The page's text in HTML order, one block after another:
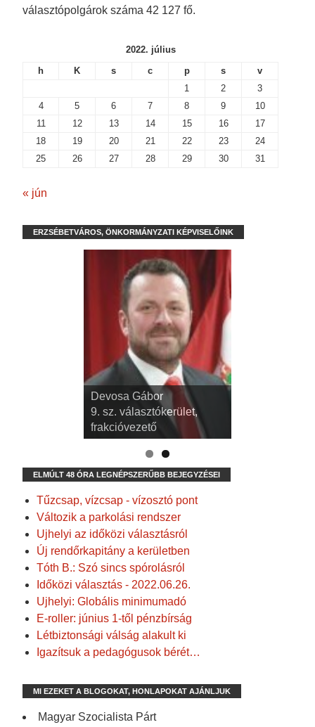
választópolgárok száma 42 127 fő.
2022. július
h
K s c p s
v
1
2
3
4
5 6 7 8 9
10
11
12 13 14 15 16
17
18
19 20 21 22 23
24
25
26 27 28 29 30 31
« jún
ERZSÉBETVÁROS, ÖNKORMÁNYZATI KÉPVISELŐINK
Devosa Gábor
9. sz. választókerület,
frakcióvezető
ELMÚLT 48 ÓRA LEGNÉPSZERŰBB BEJEGYZÉSEI
Tűzcsap, vízcsap - vízosztó pont
Változik a parkolási rendszer
Ujhelyi az időközi választásról
Új rendőrkapitány a kerületben
Tóth B.: Szó sincs spórolásról
Időközi választás - 2022.06.26.
Ujhelyi: Globális minimumadó
E-roller: június 1-től pénzbírság
Létbiztonsági válság alakult ki
Igazítsuk a pedagógusok bérét…
MI EZEKET A BLOGOKAT, HONLAPOKAT AJÁNLJUK
Magyar Szocialista Párt